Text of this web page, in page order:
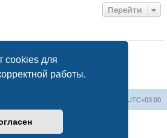
cookies для
работы.
Перейти
сообщения
UTC+03:00
phpBB® Forum Software © phpBB Limited
поддержка phpBB